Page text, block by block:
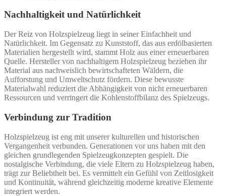
Nachhaltigkeit und Natürlichkeit
Der Reiz von Holzspielzeug liegt in seiner Einfachheit und
Natürlichkeit. Im Gegensatz zu Kunststoff, das aus erdölbasierten
Materialien hergestellt wird, stammt Holz aus einer erneuerbaren
Quelle. Hersteller von nachhaltigem Holzspielzeug beziehen ihr
Material aus nachweislich bewirtschafteten Wäldern, die
Aufforstung und Umweltschutz fördern. Diese bewusste
Materialwahl reduziert die Abhängigkeit von nicht erneuerbaren
Ressourcen und verringert die Kohlenstoffbilanz des Spielzeugs.
Verbindung zur Tradition
Holzspielzeug ist eng mit unserer kulturellen und historischen
Vergangenheit verbunden. Generationen vor uns haben mit den
gleichen grundlegenden Spielzeugkonzepten gespielt. Die
nostalgische Verbindung, die viele Eltern zu Holzspielzeug haben,
trägt zur Beliebtheit bei. Es vermittelt ein Gefühl von Zeitlosigkeit
und Kontinuität, während gleichzeitig moderne kreative Elemente
integriert werden.